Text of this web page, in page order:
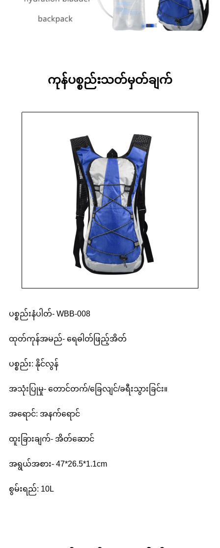
ကုန်ပစ္စည်းသတ်မှတ်ချက်
ပစ္စည်းနံပါတ်- WBB-008
ထုတ်ကုန်အမည်- ရေဓါတ်ဖြည့်အိတ်
ပစ္စည်း: နိုင်လွန်
အသုံးပြုမှု- တောင်တက်/ခြေလျင်/ခရီးသွားခြင်း။
အရောင်: အနက်ရောင်
ထူးခြားချက်- အိတ်ဆောင်
အရွယ်အစား- 47*26.5*1.1cm
စွမ်းရည်: 10L